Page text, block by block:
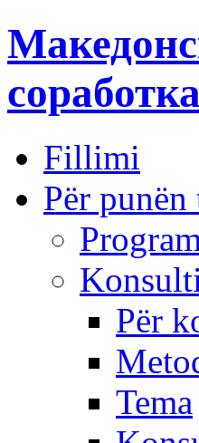
Fillimi
Për punën
Për
Tema